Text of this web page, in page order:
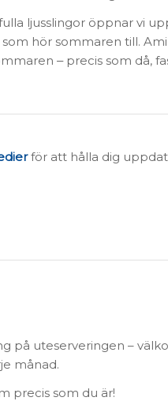
ljusslingor öppnar vi
hör sommaren till.
‒ precis som då,
för att hålla dig
på uteserveringen –
månad.
precis som du är!